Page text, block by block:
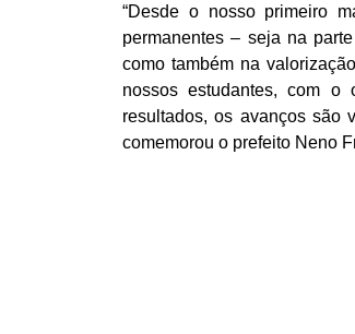
“Desde o nosso primeiro
permanentes – seja na
como também na
nossos estudantes, com o
resultados, os avanços são
comemorou o prefeito Neno